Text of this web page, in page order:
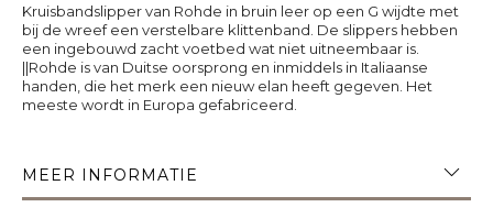
Kruisbandslipper van Rohde in bruin leer op een G wijdte met
bij de wreef een verstelbare klittenband. De slippers hebben
een ingebouwd zacht voetbed wat niet uitneembaar is.
||Rohde is van Duitse oorsprong en inmiddels in Italiaanse
handen, die het merk een nieuw elan heeft gegeven. Het
meeste wordt in Europa gefabriceerd.
MEER INFORMATIE